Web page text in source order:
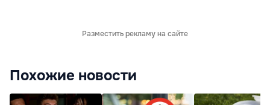
Разместить рекламу на сайте
Похожие новости